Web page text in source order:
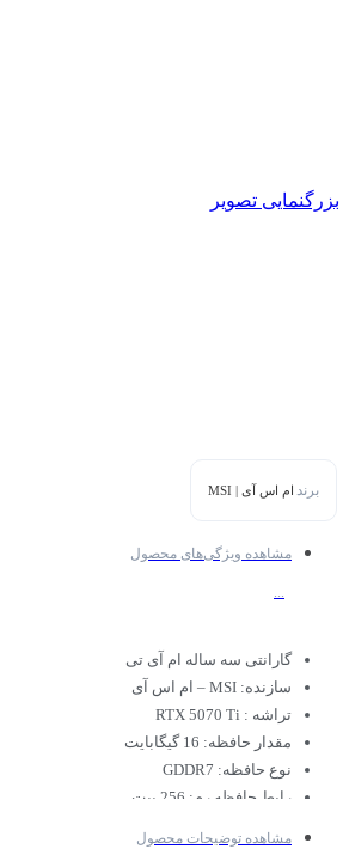
بزرگنمایی تصویر
برند ام اس آی | MSI
مشاهده ویژگی‌های محصول
گارانتی سه ساله ام آی تی
سازنده: MSI – ام اس آی
تراشه : RTX 5070 Ti
مقدار حافظه: 16 گیگابایت
نوع حافظه: GDDR7
رابط حافظه رم: 256 بیت
مشاهده توضیحات محصول